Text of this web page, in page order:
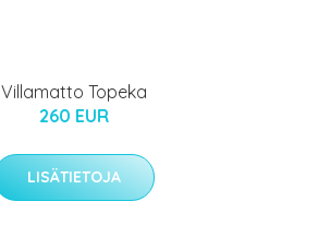
Villamatto Topeka
260 EUR
LISÄTIETOJA